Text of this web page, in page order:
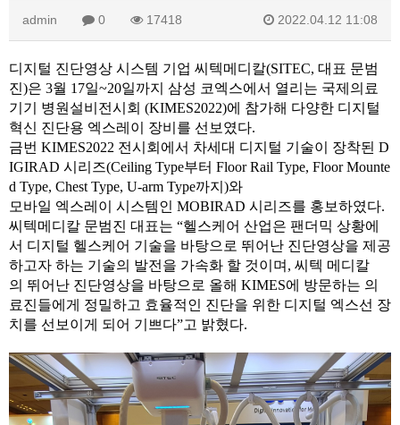
admin 0 17418 2022.04.12 11:08
디지털 진단영상 시스템 기업 씨텍메디칼(SITEC, 대표 문범
진)은 3월 17일~20일까지 삼성 코엑스에서 열리는 국제의료
기기 병원설비전시회 (KIMES2022)에 참가해 다양한 디지털
혁신 진단용 엑스레이 장비를 선보였다.
금번 KIMES2022 전시회에서 차세대 디지털 기술이 장착된 D
IGIRAD 시리즈(Ceiling Type부터 Floor Rail Type, Floor Mounte
d Type, Chest Type, U-arm Type까지)와
모바일 엑스레이 시스템인 MOBIRAD 시리즈를 홍보하였다.
씨텍메디칼 문범진 대표는 “헬스케어 산업은 팬더믹 상황에
서 디지털 헬스케어 기술을 바탕으로 뛰어난 진단영상을 제공
하고자 하는 기술의 발전을 가속화 할 것이며 , 씨텍 메디칼
의 뛰어난 진단영상을 바탕으로 올해 KIMES에 방문하는 의
료진들에게 정밀하고 효율적인 진단을 위한 디지털 엑스선 장
치를 선보이게 되어 기쁘다”고 밝혔다.